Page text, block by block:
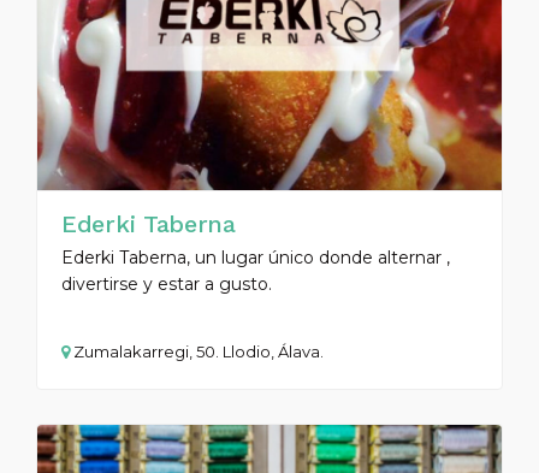
Ederki Taberna
Ederki Taberna, un lugar único donde alternar ,
divertirse y estar a gusto.
Zumalakarregi, 50. Llodio, Álava.